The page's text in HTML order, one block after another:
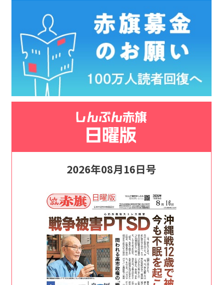
2026年08月16日号